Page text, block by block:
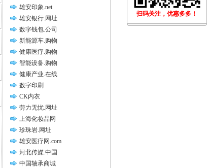
扫码关注，优惠多多！
雄安印象.net
雄安银行.网址
数字钱包.公司
新能源车.购物
健康医疗.购物
智能设备.购物
健康产业.在线
数字印刷
CK内衣
劳力无忧.网址
上海化妆品网
珍珠岩.网址
雄安医疗网.com
河北传媒.中国
中国轴承商城